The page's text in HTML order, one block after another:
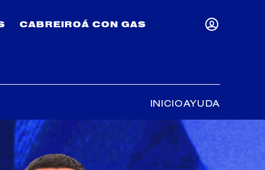
CABREIROÁ CON GAS INICIAR
INICIOAYUDA